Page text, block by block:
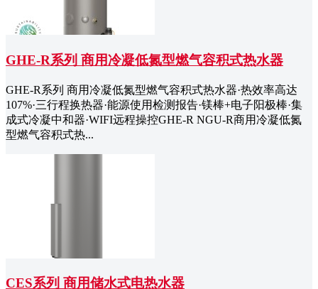
GHE-R系列 商用冷凝低氮型燃气容积式热水器
GHE-R系列 商用冷凝低氮型燃气容积式热水器·热效率高达
107%·三行程换热器·能源使用检测报告·镁棒+电子阳极棒·集
成式冷凝中和器·WIFI远程操控GHE-R NGU-R商用冷凝低氮
型燃气容积式热...
CES系列 商用储水式电热水器